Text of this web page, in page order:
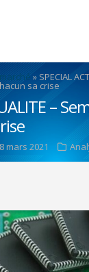
» SPECIAL
sa crise
–
mars 2021